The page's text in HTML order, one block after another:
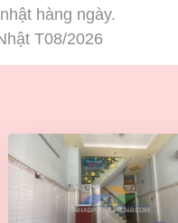
hàng ngày.
T08/2026